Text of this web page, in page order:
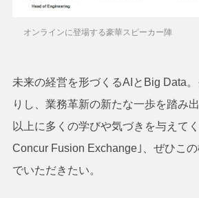
オンラインに登場する豪華スピーカー陣
未来の経営を形づくるAIとBig Data
りし、業務革新の新たな一歩を踏み
以上に多くの学びや気づきを与えて
Concur Fusion Exchange｣、ぜひこ
でいただきたい。